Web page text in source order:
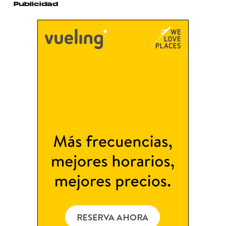
Publicidad